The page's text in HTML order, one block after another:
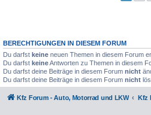
BERECHTIGUNGEN IN DIESEM FORUM
Du darfst keine neuen Themen in diesem Forum
Du darfst keineAntworten zu Themen in diesem
Du darfst deine Beiträge in diesem Forum nicht
Du darfst deine Beiträge in diesem Forum nicht
Kfz Forum - Auto, Motorrad und LKW Kfz